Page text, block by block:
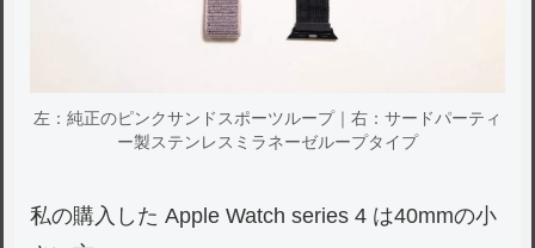
左：純正のピンクサンドスポーツループ｜右：サードパーティ
ー製ステンレスミラネーゼループタイプ
私の購入した Apple Watch series 4 は40mmの小